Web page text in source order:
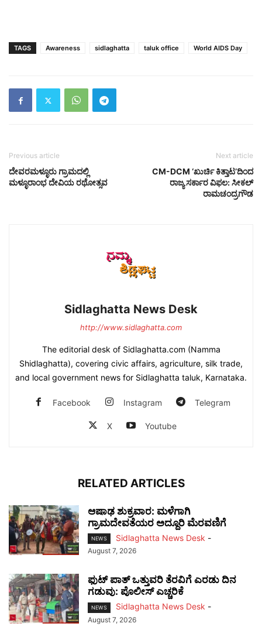
TAGS Awareness sidlaghatta taluk office World AIDS Day
Previous article
ದೇವರಮಳ್ಳೂರು ಗ್ರಾಮದಲ್ಲಿ
ಮಳ್ಳೂರಾಂಭ ದೇವಿಯ ರಥೋತ್ಸವ
Next article
CM-DCM ‘ಖುರ್ಚಿ ಕಿತ್ತಾಟ’ದಿಂದ
ರಾಜ್ಯ ಸರ್ಕಾರ ವಿಫಲ: ಸೀಕಲ್
ರಾಮಚಂದ್ರಗೌಡ
Sidlaghatta News Desk
http://www.sidlaghatta.com
The editorial desk of Sidlaghatta.com (Namma
Shidlaghatta), covering civic affairs, agriculture, silk trade,
and local government news for Sidlaghatta taluk, Karnataka.
Facebook Instagram Telegram
X Youtube
RELATED ARTICLES
ಆಷಾಢ ಶುಕ್ರವಾರ: ಮಳೆಗಾಗಿ
ಗ್ರಾಮದೇವತೆಯರ ಅದ್ದೂರಿ ಮೆರವಣಿಗೆ
NEWS Sidlaghatta News Desk -
August 7, 2026
ಫುಟ್‌ ಪಾತ್ ಒತ್ತುವರಿ ತೆರವಿಗೆ ಎರಡು ದಿನ
ಗಡುವು: ಪೊಲೀಸ್ ಎಚ್ಚರಿಕೆ
NEWS Sidlaghatta News Desk -
August 7, 2026